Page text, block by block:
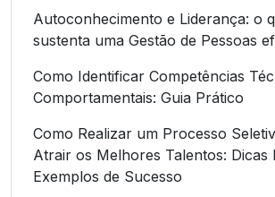
Autoconhecimento e Liderança: o
sustenta uma Gestão de Pessoas
Como Identificar Competências
Comportamentais: Guia Prático
Como Realizar um Processo
Atrair os Melhores Talentos: Dicas
Exemplos de Sucesso